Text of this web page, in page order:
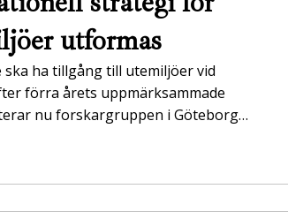
utformas
ha tillgång till utemiljöer vid
förra årets uppmärksammade
nu forskargruppen i Göteborg…